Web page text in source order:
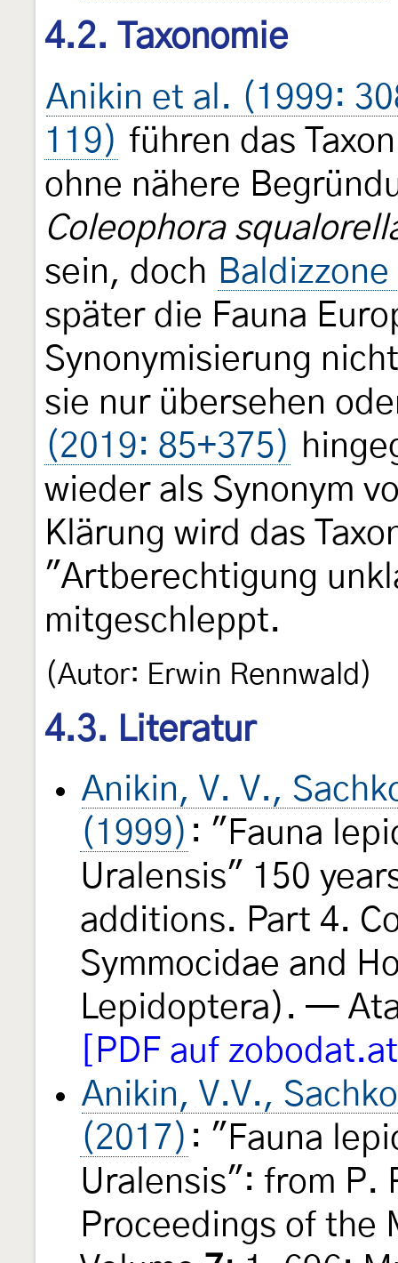
4.2. Taxonomie
Anikin et al. (1999:
119) führen das
ohne nähere
Coleophora
sein, doch
später die Fauna
Synonymisierung
sie nur übersehen
(2019: 85+375)
wieder als Synonym
Klärung wird das
"Artberechtigung
mitgeschleppt.
(Autor: Erwin Rennwald)
4.3. Literatur
Anikin, V. V.,
(1999) : "Fauna
Uralensis" 150
additions. Part 4.
Symmocidae and
Lepidoptera). —
[PDF auf
Anikin, V.V.,
(2017) : "Fauna
Uralensis": from P.
Proceedings of the